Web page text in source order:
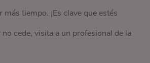
tiempo. ¡Es clave que estés
cede, visita a un profesional de la